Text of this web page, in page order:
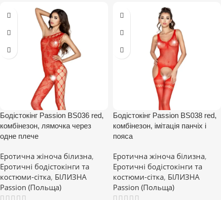
Бодістокінг Passion BS036 red,
комбінезон, лямочка через
одне плече
Еротична жіноча білизна,
Еротичні бодістокінги та
костюми-сітка, БІЛИЗНА
Passion (Польща)
Бодістокінг Passion BS038 red,
комбінезон, імітація панчіх і
пояса
Еротична жіноча білизна,
Еротичні бодістокінги та
костюми-сітка, БІЛИЗНА
Passion (Польща)